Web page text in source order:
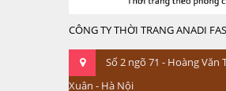
CÔNG TY THỜI TRANG ANADI
Số 2 ngõ 71 - Hoàng Văn
Xuân - Hà Nội